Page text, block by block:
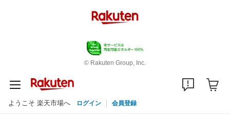
© Rakuten Group, Inc.
ようこそ 楽天市場へ ログイン 会員登録